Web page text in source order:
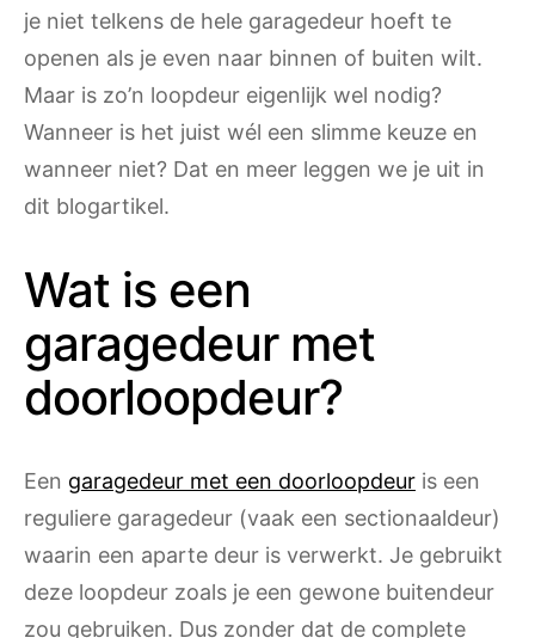
je niet telkens de hele garagedeur hoeft te
openen als je even naar binnen of buiten wilt.
Maar is zo’n loopdeur eigenlijk wel nodig?
Wanneer is het juist wél een slimme keuze en
wanneer niet? Dat en meer leggen we je uit in
dit blogartikel.
Wat is een
garagedeur met
doorloopdeur?
Een garagedeur met een doorloopdeur is een
reguliere garagedeur (vaak een sectionaaldeur)
waarin een aparte deur is verwerkt. Je gebruikt
deze loopdeur zoals je een gewone buitendeur
zou gebruiken. Dus zonder dat de complete